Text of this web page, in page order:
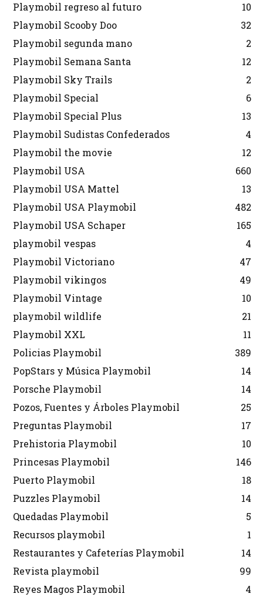
Playmobil regreso al futuro
10
Playmobil Scooby Doo
32
Playmobil segunda mano
2
Playmobil Semana Santa
12
Playmobil Sky Trails
2
Playmobil Special
6
Playmobil Special Plus
13
Playmobil Sudistas Confederados
4
Playmobil the movie
12
Playmobil USA
660
Playmobil USA Mattel
13
Playmobil USA Playmobil
482
Playmobil USA Schaper
165
playmobil vespas
4
Playmobil Victoriano
47
Playmobil vikingos
49
Playmobil Vintage
10
playmobil wildlife
21
Playmobil XXL
11
Policias Playmobil
389
PopStars y Música Playmobil
14
Porsche Playmobil
14
Pozos, Fuentes y Árboles Playmobil
25
Preguntas Playmobil
17
Prehistoria Playmobil
10
Princesas Playmobil
146
Puerto Playmobil
18
Puzzles Playmobil
14
Quedadas Playmobil
5
Recursos playmobil
1
Restaurantes y Cafeterías Playmobil
14
Revista playmobil
99
Reyes Magos Playmobil
4